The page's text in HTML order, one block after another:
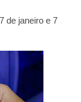
de janeiro e 7